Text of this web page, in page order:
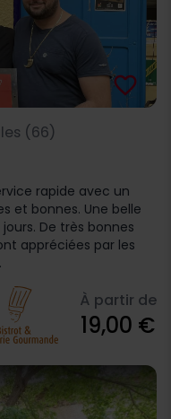
favorite_border
(66)
rapide avec un
et bonnes. Une belle
De très bonnes
appréciées par les
À partir de
19,00 €